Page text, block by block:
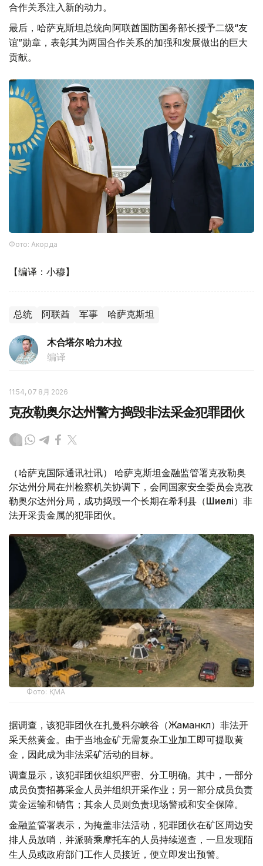
合作关系注入新的动力。
最后，哈萨克斯坦总统向阿联酋国防国务部长授予二级“友
谊”勋章，表彰其为两国合作关系的加强和发展做出的巨大
贡献。
Фото: Акорда
【编译：小穆】
总统 阿联酋 军事 哈萨克斯坦
木合塔尔 哈力木拉
编译
11:54, 07 8月 2026
克孜勒奥尔达州警方捣毁非法采金犯罪团伙
（哈萨克国际通讯社讯） 哈萨克斯坦金融监管署克孜勒奥
尔达州分局在州检察机关协调下，会同国家安全委员会克孜
勒奥尔达州分局，成功捣毁一个长期在希利县（Шиелі）非
法开采贵金属的犯罪团伙。
Фото: ҚМА
据调查，该犯罪团伙在扎曼科尔峡谷（Жаманкөл）非法开
采天然黄金。由于当地金矿无需复杂工业加工即可提取黄
金，因此成为非法采矿活动的目标。
调查显示，该犯罪团伙组织严密、分工明确。其中，一部分
成员负责招募采金人员并组织开采作业；另一部分成员负责
黄金运输和销售；其余人员则负责现场警戒和安全保障。
金融监管署表示，为掩盖非法活动，犯罪团伙在矿区周边安
排人员放哨，并派骑乘摩托车的人员持续巡查，一旦发现陌
生人员或政府部门工作人员接近，便立即发出预警。